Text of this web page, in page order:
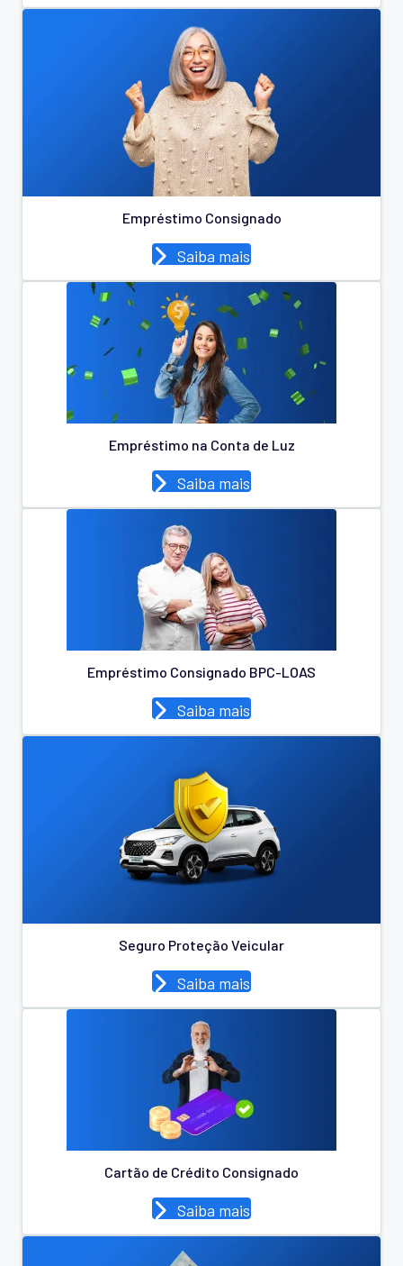
Empréstimo Consignado
Saiba mais
Empréstimo na Conta de Luz
Saiba mais
Empréstimo Consignado BPC-LOAS
Saiba mais
Seguro Proteção Veicular
Saiba mais
Cartão de Crédito Consignado
Saiba mais